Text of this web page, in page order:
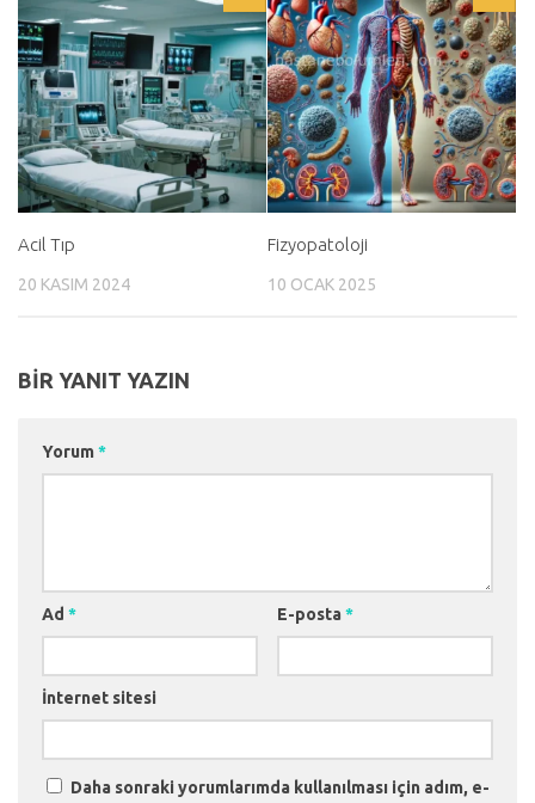
Acil Tıp
20 KASIM 2024
Fizyopatoloji
10 OCAK 2025
BIR YANIT YAZIN
Yorum *
Ad * E-posta *
İnternet sitesi
Daha sonraki yorumlarımda kullanılması için adım, e-